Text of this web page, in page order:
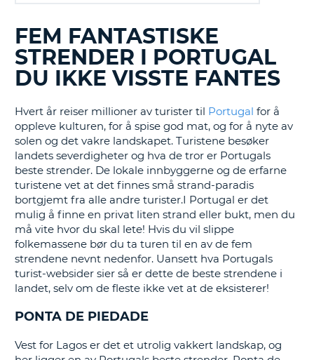
NORGE
SØKER
ETTER
BLOGGINNLEGG......
FEM FANTASTISKE
STRENDER I PORTUGAL
DU IKKE VISSTE FANTES
Hvert år reiser millioner av turister til Portugal for å
oppleve kulturen, for å spise god mat, og for å nyte av
solen og det vakre landskapet. Turistene besøker
landets severdigheter og hva de tror er Portugals
beste strender. De lokale innbyggerne og de erfarne
turistene vet at det finnes små strand-paradis
bortgjemt fra alle andre turister.I Portugal er det
mulig å finne en privat liten strand eller bukt, men du
må vite hvor du skal lete! Hvis du vil slippe
folkemassene bør du ta turen til en av de fem
strendene nevnt nedenfor. Uansett hva Portugals
turist-websider sier så er dette de beste strendene i
landet, selv om de fleste ikke vet at de eksisterer!
PONTA DE PIEDADE
Vest for Lagos er det et utrolig vakkert landskap, og